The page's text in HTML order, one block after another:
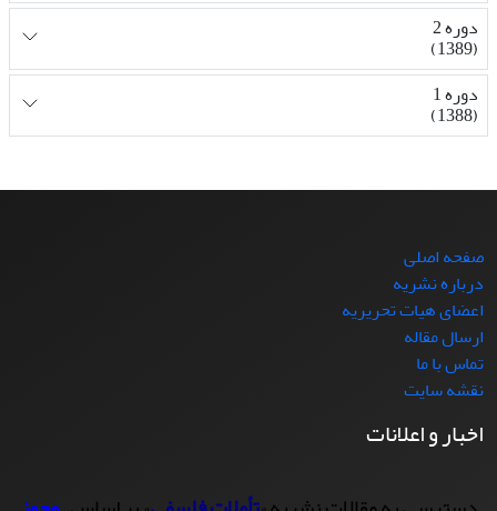
دوره 2
(1389)
دوره 1
(1388)
صفحه اصلی
درباره نشریه
اعضای هیات تحریریه
ارسال مقاله
تماس با ما
نقشه سایت
اخبار و اعلانات